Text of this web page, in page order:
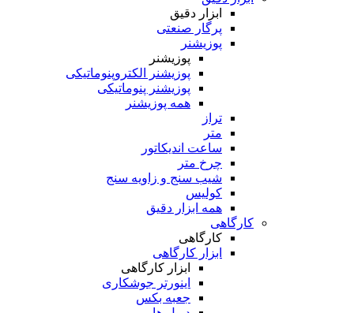
ابزار دقیق
پرگار صنعتی
پوزیشنر
پوزیشنر
پوزیشنر الکتروپنوماتیکی
پوزیشنر پنوماتیکی
همه پوزیشنر
تراز
متر
ساعت اندیکاتور
چرخ متر
شیب سنج و زاویه سنج
کولیس
همه ابزار دقیق
کارگاهی
کارگاهی
ابزار کارگاهی
ابزار کارگاهی
اینورتر جوشکاری
جعبه بکس